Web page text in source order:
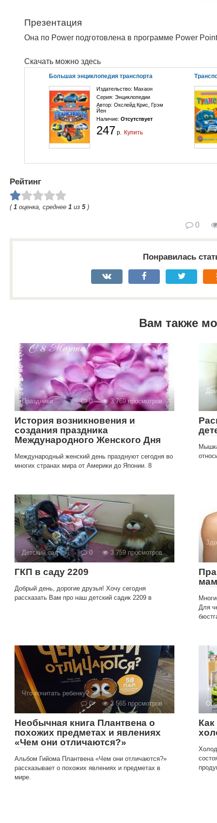
Презентация
Она по Power подготовлена в программе Power
Скачать можно здесь
Большая энциклопедия транспорта
Издательство: Махаон
Серия: Энциклопедии
Автор: Окслейд Крис
Грэм
Йен
Наличие: Отсутствует
247 р. Купить
Рейтинг
( 1 оценка, среднее 1 из 5)
0
Понравилась
Вам также
Праздники 0 3 769 просмотров
История возникновения и
создания праздника
Международного Женского Дня
Международный женский день празднуют сегодня во
многих странах мира от Америки до Японии. 8
Детский сад 0 3 759 просмотров
ГКП в саду 2209
Добрый день, дорогие друзья! Хочу сегодня
рассказать Вам про наш детский садик 2209 в
мам
Для
Что почитать ребенку?
0
3 565 просмотров
Необычная книга Плантвена о
похожих предметах и явлениях
«Чем они отличаются?»
Альбом Гийома Плантвена «Чем они отличаются?»
рассказывает о похожих явлениях и предметах в
мире.